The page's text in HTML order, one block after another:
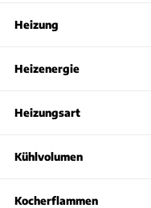
Heizung
Heizenergie
Heizungsart
Kühlvolumen
Kocherflammen